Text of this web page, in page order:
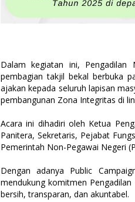
Dalam kegiatan ini,
pembagian takjil bekal berbuka
ajakan kepada seluruh lapisan
pembangunan Zona Integritas di
Acara ini dihadiri oleh Ketua
Panitera, Sekretaris, Pejabat
Pemerintah Non-Pegawai Negeri
Dengan adanya Public
mendukung komitmen
bersih, transparan, dan akuntabel.